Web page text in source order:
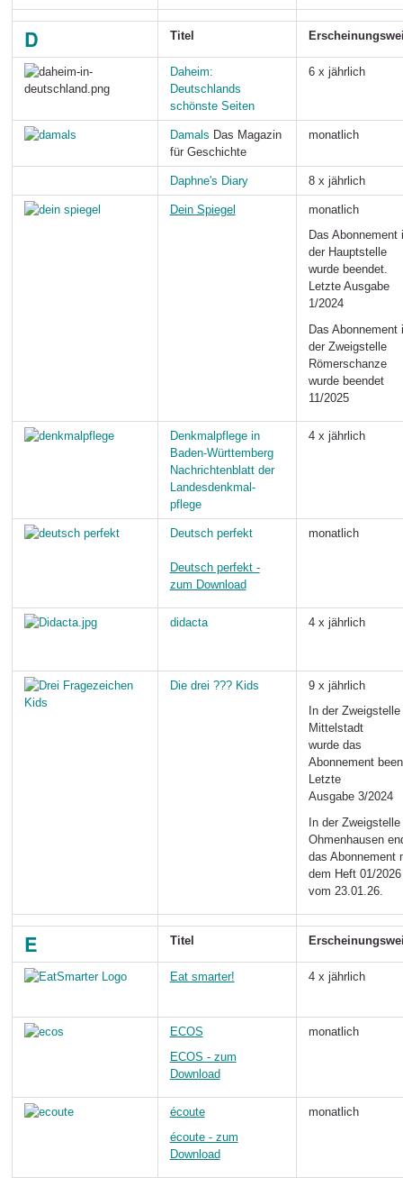
D Titel
Daheim:
Deutschlands
schönste Seiten
6 x jährlich
Damals Das Magazin
für Geschichte
monatlich
Daphne's Diary 8 x jährlich
Dein Spiegel
monatlich
Das Abonnement
der Hauptstelle
wurde beendet.
Letzte Ausgabe
1/2024
Das Abonnement
der Zweigstelle
Römerschanze
wurde beendet
11/2025
Denkmalpflege in
Baden-Württemberg
Nachrichtenblatt der
Landesdenkmal-
pflege
4 x jährlich
Deutsch perfekt
Deutsch perfekt -
zum Download
monatlich
didacta 4 x jährlich
Die drei ??? Kids
9 x jährlich
In der Zweigstelle
Mittelstadt
wurde das
Abonnement
Letzte
Ausgabe 3/2024
In der Zweigstelle
Ohmenhausen
das Abonnement
dem Heft 01/2026
vom 23.01.26.
E Titel
Eat smarter! 4 x jährlich
ECOS
ECOS - zum
Download
monatlich
écoute
écoute - zum
Download
monatlich